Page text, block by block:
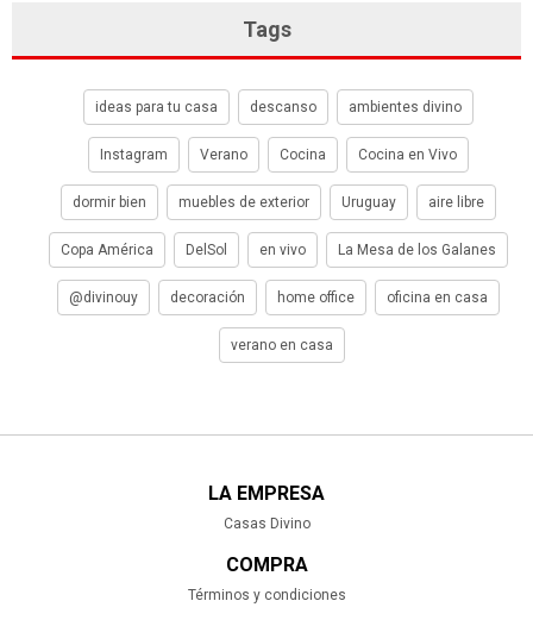
Tags
ideas para tu casa descanso ambientes divino
Instagram Verano Cocina Cocina en Vivo
dormir bien muebles de exterior Uruguay aire libre
Copa América DelSol en vivo La Mesa de los Galanes
@divinouy decoración home office oficina en casa
verano en casa
LA EMPRESA
Casas Divino
COMPRA
Términos y condiciones